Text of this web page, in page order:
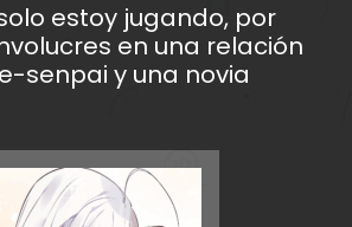
estoy jugando, por
en una relación
senpai y una novia